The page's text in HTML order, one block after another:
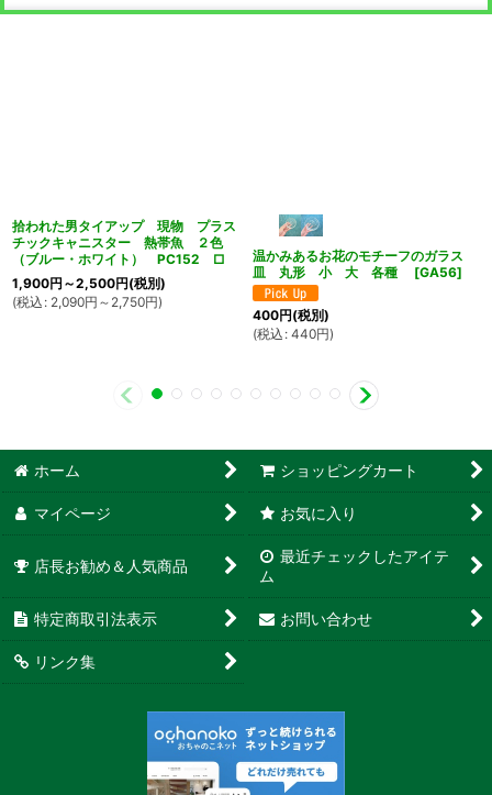
拾われた男タイアップ 現物 プラス
チックキャニスター 熱帯魚 ２色
（ブルー・ホワイト） PC152 □
1,900円 ～2,500円(税別)
(税込 : 2,090円 ～2,750円)
温かみあるお花のモチーフのガラス
皿 丸形 小 大 各種
[GA56]
400円(税別)
(税込 : 440円)
ホーム ショッピングカート
マイページ お気に入り
店長お勧め＆人気商品
最近チェックしたアイテ
ム
特定商取引法表示 お問い合わせ
リンク集